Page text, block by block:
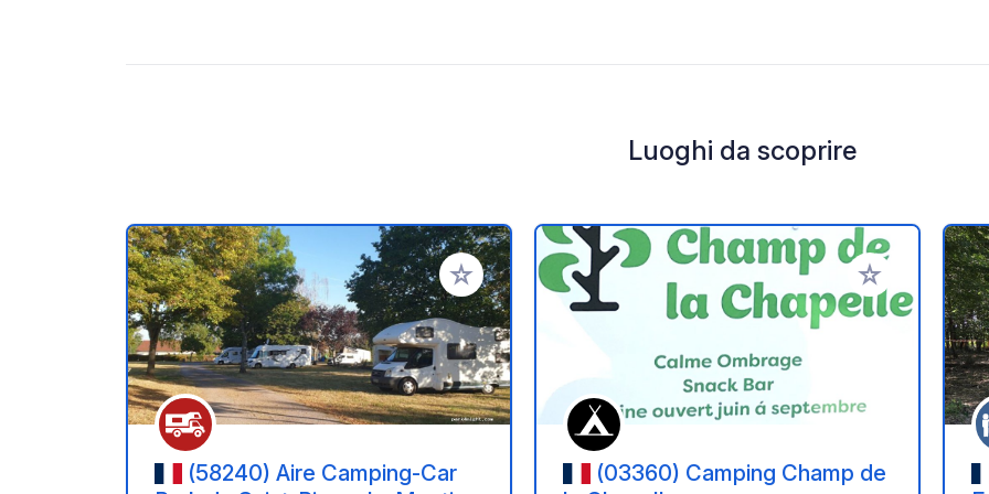
Luoghi da scoprire
Aggiungi ai tuoi preferiti
(58240) Aire Camping-Car
Aggiungi ai tuoi
(03360) Camping Champ de